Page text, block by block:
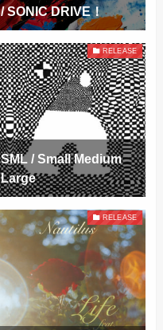
/ SONIC DRIVE！
RELEASE
SML / Small Medium
Large
RELEASE